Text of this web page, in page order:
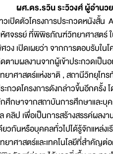
ผศ.ดร.รวิน ระวิวงศ์ ผู้อำนวย
วเปิดตัวโครงการประกวดหนังสั้น
ศจรรย์ ที่พิพิธภัณฑ์วิทยาศาสตร์ ใ
วง เปิดเผยว่า จากการตอบรับใน
ตามผลงานจากผู้เข้าประกวดเป็
ยาศาสตร์แห่งชาติ , สถานีวิทยุโท
ะกวดโครงการดังกล่าวขึ้นอีกครั้ง
ศึกษาจากสถาบันการศึกษาและบุค
คลิป เพื่อเป็นการสร้างสรรค์ผลง
ยวกันหรือบุคคลทั่วไปได้รู้จักแหล่ง
ยาศาสตร์และเทคโนโลยีที่สำคัญต่